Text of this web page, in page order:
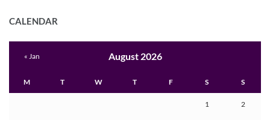
CALENDAR
August 2026
M T W T F S S
1 2
« Jan